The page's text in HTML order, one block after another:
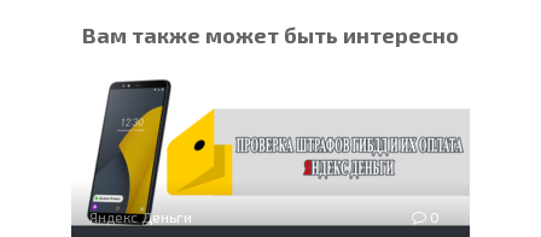
Вам также может быть интересно
Яндекс Деньги 0